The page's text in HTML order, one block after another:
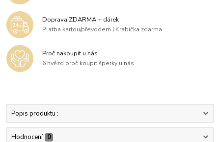
Doprava ZDARMA + dárek
Platba kartou/převodem | Krabička zdarma
Proč nakoupit u nás
6 hvězd proč koupit šperky u nás
Popis produktu :
Hodnocení 0